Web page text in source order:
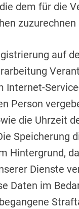
dem für die
zuzurechnen
auf
Internet-
Person
die Uhrzeit
Speicherung
Hintergrund,
Dienste
Daten im